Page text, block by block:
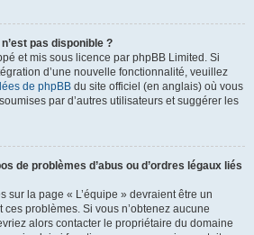
pas disponible ?
et mis sous licence par phpBB Limited. Si
d’une nouvelle fonctionnalité, veuillez
de phpBB du site officiel (en anglais) où vous
par d’autres utilisateurs et suggérer les
de problèmes d’abus ou d’ordres légaux liés
sur la page « L’équipe » devraient être un
problèmes. Si vous n’obtenez aucune
alors contacter le propriétaire du domaine